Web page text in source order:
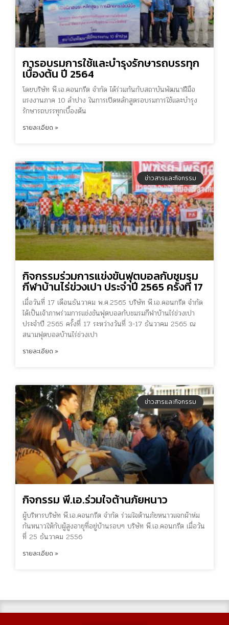
การอบรมการใช้และบำรุงรักษารถบรรทุก
เบื้องต้น ปี 2564
โดยบริษัท พี.เอ.คอนกรีต จำกัด ได้ร่วมกันกับสถาบันพัฒนาฝีมือ
แรงงานภาค 10 ลำปาง ในการเปิดหลักสูตรอบรมการใช้และบำรุง
รักษารถบรรทุกเบื้องต้น
รายละเอียด »
ข่าวสารและกิจกรรม
กิจกรรมร่วมการแข่งขันฟุตบอลกับชมรม
กีฬาบ้านไร่ข่วงเปา ประจำปี 2565 ครั้งที่ 17
เมื่อวันที่ 17 เดือนธันวาคม พ.ศ.2565 บริษัท พี.เอ.คอนกรีต จำกัด
ได้เป็นเจ้าภาพร่วมการแข่งขันฟุตบอลกับชมรมกีฬาบ้านไร่ข่วงเปา
ประจำปี 2565 ครั้งที่ 17 ระหว่างวันที่ 3-17 ธันวาคม 2565 ณ
สนามฟุตบอลบ้านไร่ข่วงเปา
รายละเอียด »
ข่าวสารและกิจกรรม
กิจกรรม พี.เอ.ร่วมใจต้านภัยหนาว
ผู้บริหารบริษัท พี.เอ.คอนกรีต จำกัด ร่วมใจต้านภัยหนาวแจกผ้าห่ม
กันหนาวให้กับผู้สูงอายุที่อยู่บ้านรอบๆ บริษัท พี.เอ.คอนกรีต เมื่อวัน
ที่ 25 ธันวาคม 2556
รายละเอียด »